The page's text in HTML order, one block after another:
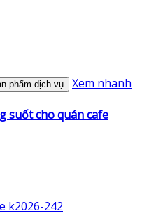
phẩm dịch vụ Xem nhanh
suốt cho quán cafe
k2026-242